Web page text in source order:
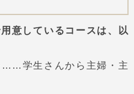
意しているコースは、以
……学生さんから主婦・主